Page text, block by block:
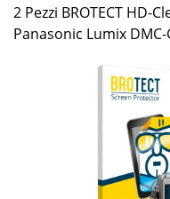
2 Pezzi BROTECT HD-
Panasonic Lumix DMC-